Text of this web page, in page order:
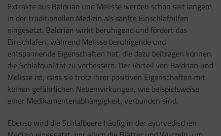
Extrakte aus Baldrian und Melisse werden schon seit langem
in der traditionellen Medizin als sanfte Einschlafhilfen
eingesetzt. Baldrian wirkt beruhigend und fördert das
Einschlafen, während Melisse beruhigende und
entspannende Eigenschaften hat, die dazu beitragen können,
die Schlafqualität zu verbessern. Der Vorteil von Baldrian und
Melisse ist, dass sie trotz ihrer positiven Eigenschaften mit
keinen gefährlichen Nebenwirkungen, wie beispielsweise
einer Medikamentenabhängigkeit, verbunden sind.
Ebenso wird die Schlafbeere häufig in der ayurvedischen